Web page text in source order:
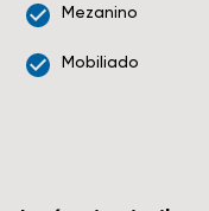
Mezanino
Mobiliado